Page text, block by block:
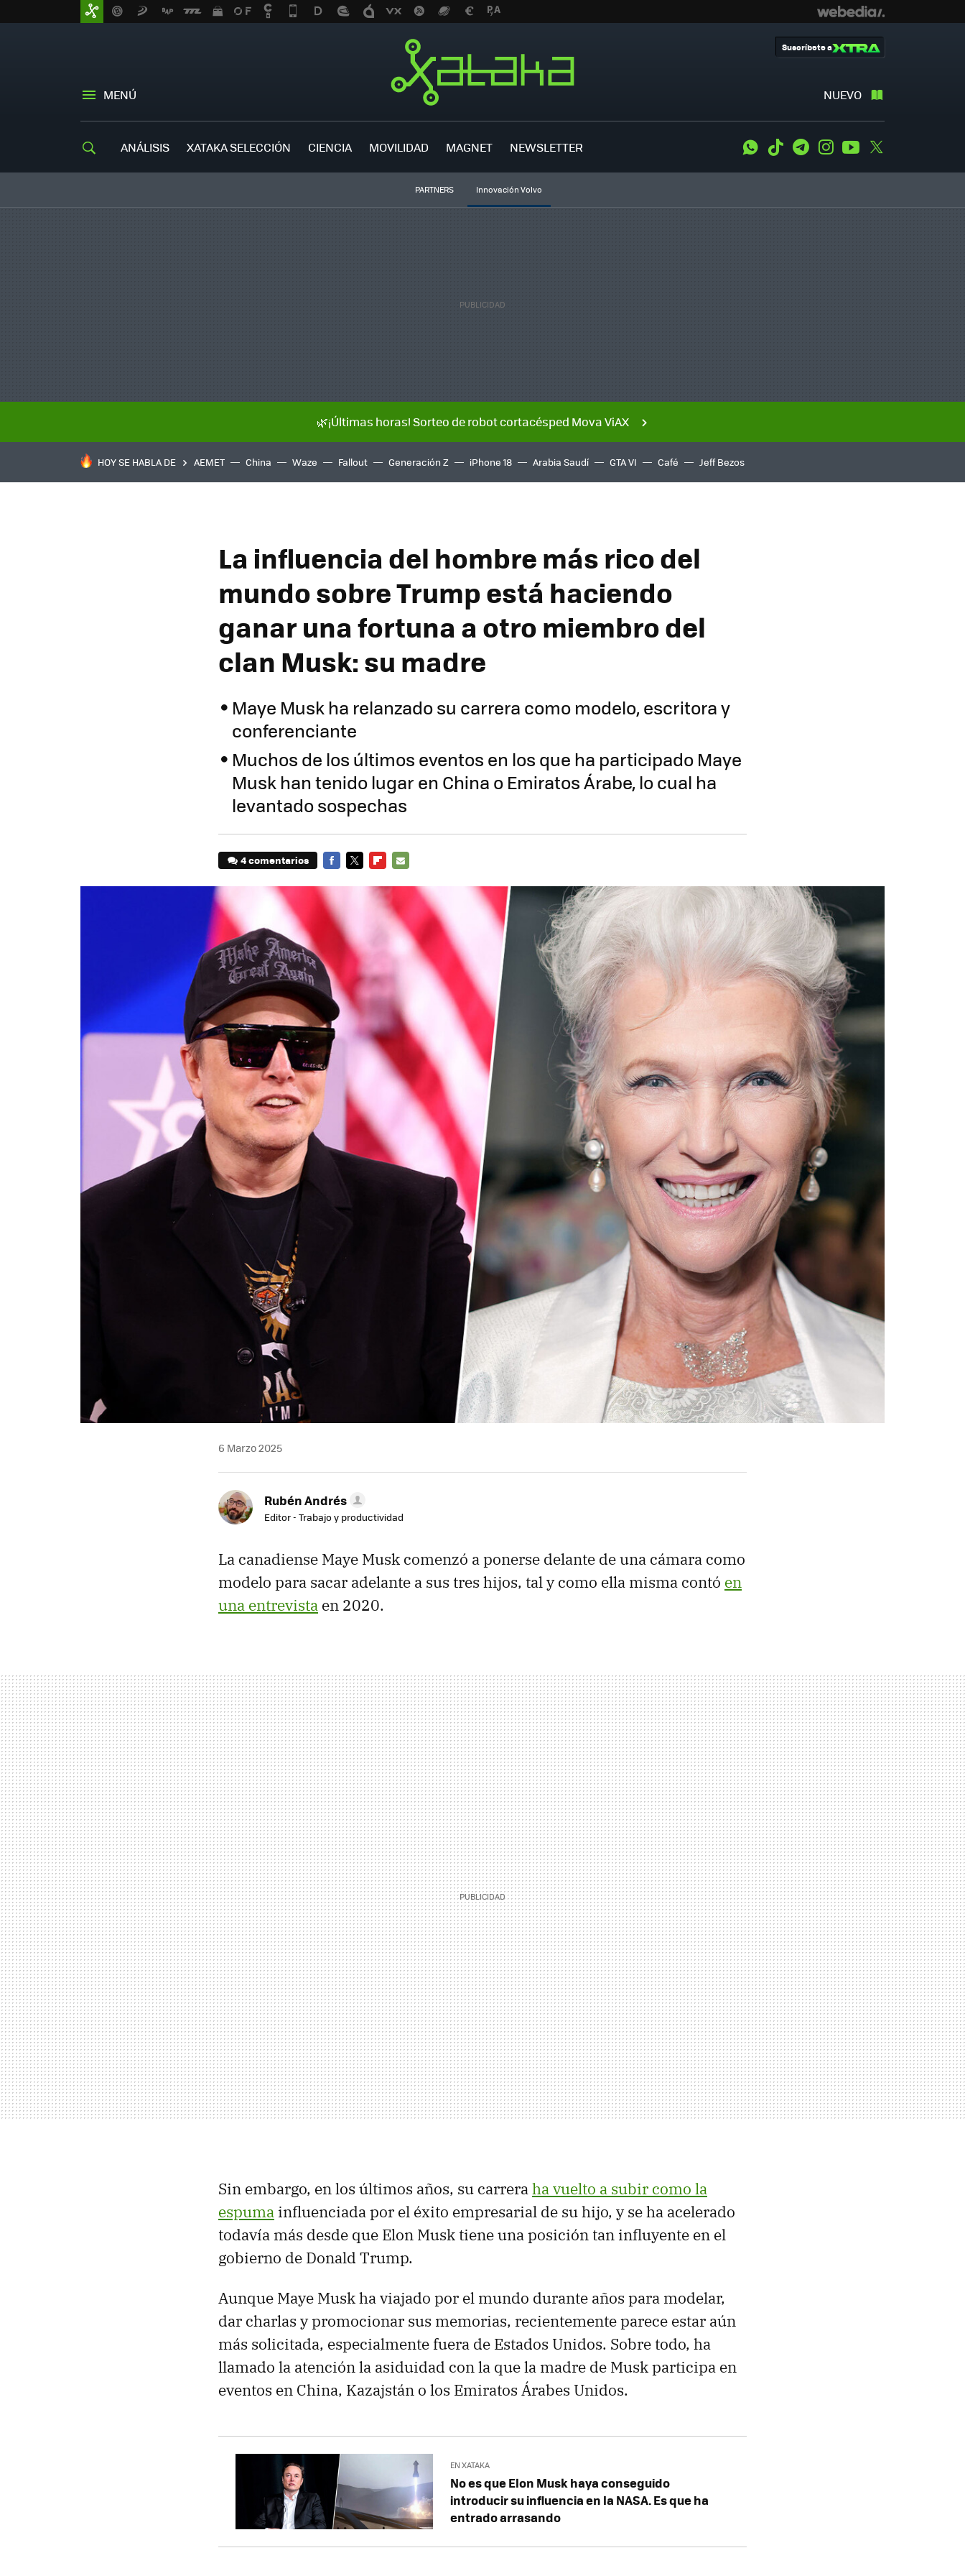
MENÚ NUEVO
Suscríbete a
ANÁLISIS XATAKA SELECCIÓN CIENCIA MOVILIDAD MAGNET NEWSLETTER WhatsApp
Tiktok TelegramInstagramYoutube
PARTNERS Innovación Volvo
🌿¡Últimas horas! Sorteo de robot cortacésped Mova ViAX
HOY SE HABLA DE AEMET China Waze Fallout Generación Z iPhone 18 Arabia Saudí GTA VI Café Jeff Bezos
La influencia del hombre más rico del
mundo sobre Trump está haciendo
ganar una fortuna a otro miembro del
clan Musk: su madre
Maye Musk ha relanzado su carrera como modelo, escritora y
conferenciante
Muchos de los últimos eventos en los que ha participado Maye
Musk han tenido lugar en China o Emiratos Árabe, lo cual ha
levantado sospechas
4 comentarios
6 Marzo 2025
Rubén Andrés
Editor - Trabajo y productividad
La canadiense Maye Musk comenzó a ponerse delante de una cámara como
modelo para sacar adelante a sus tres hijos, tal y como ella misma contó en
una entrevista en 2020.
Sin embargo, en los últimos años, su carreraha vuelto a subir como la
espuma influenciada por el éxito empresarial de su hijo, y se ha acelerado
todavía más desde que Elon Musk tiene una posición tan influyente en el
gobierno de Donald Trump.
Aunque Maye Musk ha viajado por el mundo durante años para modelar,
dar charlas y promocionar sus memorias, recientemente parece estar aún
más solicitada, especialmente fuera de Estados Unidos. Sobre todo, ha
llamado la atención la asiduidad con la que la madre de Musk participa en
eventos en China, Kazajstán o los Emiratos Árabes Unidos.
EN XATAKA
No es que Elon Musk haya conseguido
introducir su influencia en la NASA. Es que ha
entrado arrasando